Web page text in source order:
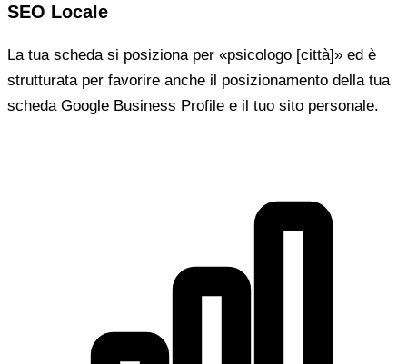
SEO Locale
La tua scheda si posiziona per «psicologo [città]» ed è
strutturata per favorire anche il posizionamento della tua
scheda Google Business Profile e il tuo sito personale.